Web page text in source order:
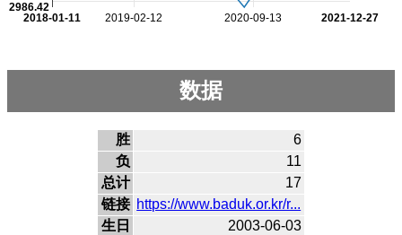
2019-02-12 2020-09-13
2018-01-11 2021-12-27
2986.42
数据
胜
6
负
11
总计
17
链接 https://www.baduk.or.kr/r...
生日
2003-06-03